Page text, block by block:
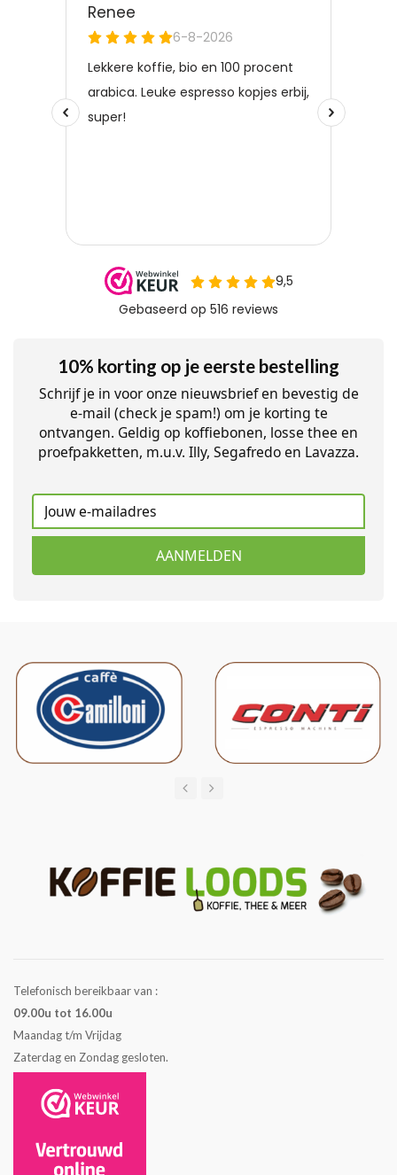
10% korting op je eerste bestelling
Schrijf je in voor onze nieuwsbrief en bevestig de
e-mail (check je spam!) om je korting te
ontvangen. Geldig op koffiebonen, losse thee en
proefpakketten, m.u.v. Illy, Segafredo en Lavazza.
AANMELDEN
Telefonisch bereikbaar van :
09.00u tot 16.00u
Maandag t/m Vrijdag
Zaterdag en Zondag gesloten.